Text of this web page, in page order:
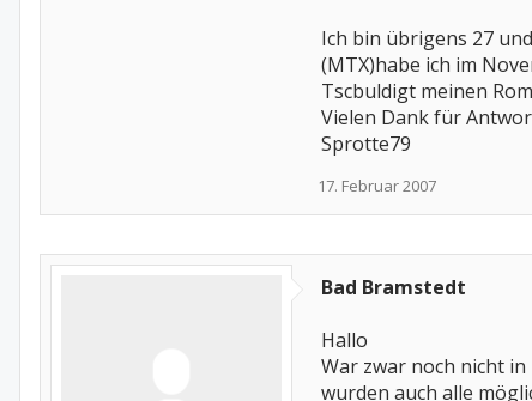
Ich bin übrigens 27
(MTX)habe ich im
Tscbuldigt meinen
Vielen Dank für
Sprotte79
17. Februar 2007
Bad Bramstedt
Hallo
War zwar noch nicht in
wurden auch alle